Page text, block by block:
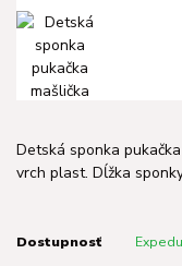
Detská sponka
vrch plast. Dĺžka
Dostupnosť